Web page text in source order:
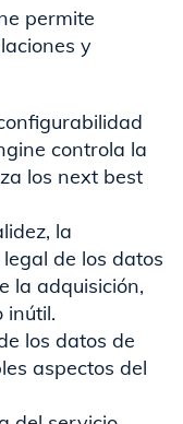
permite
y
controla la
los next best
la
de los datos
la adquisición,
inútil.​
los datos de
aspectos del